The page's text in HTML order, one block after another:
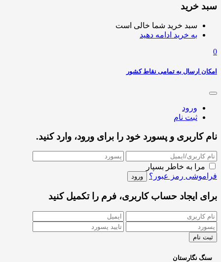
سبد خرید
سبد خرید شما خالی است
به خرید ادامه دهید
0
امکان ارسال به تمامی نقاط کشور
ورود
ثبت نام
نام کاربری و پسورد خود را برای ورود، وارد کنید.
مرا به خاطر بسپار
فراموشی رمز عبور؟
برای ایجاد حساب کاربری، فرم را تکمیل کنید
سنگ نگارستان